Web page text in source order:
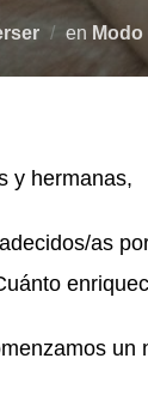
en
y hermanas,
as